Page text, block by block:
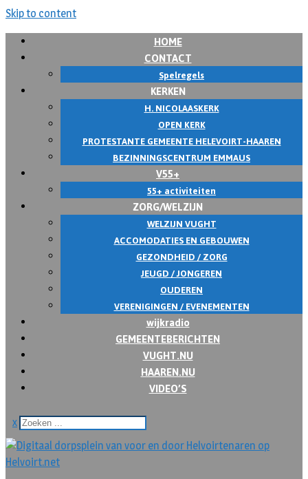
Skip to content
HOME
CONTACT
Spelregels
KERKEN
H. NICOLAASKERK
OPEN KERK
PROTESTANTE GEMEENTE HELEVOIRT-HAAREN
BEZINNINGSCENTRUM EMMAUS
V55+
55+ activiteiten
ZORG/WELZIJN
WELZIJN VUGHT
ACCOMODATIES EN GEBOUWEN
GEZONDHEID / ZORG
JEUGD / JONGEREN
OUDEREN
VERENIGINGEN / EVENEMENTEN
wijkradio
GEMEENTEBERICHTEN
VUGHT.NU
HAAREN.NU
VIDEO’S
x